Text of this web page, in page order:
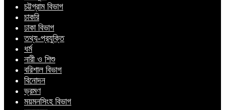
চট্টগ্রাম বিভাগ
চাকরি
ঢাকা বিভাগ
তথ্য-প্রযুক্তি
ধর্ম
নারী ও শিশু
বরিশাল বিভাগ
বিনোদন
ভ্রমণ
ময়মনসিংহ বিভাগ